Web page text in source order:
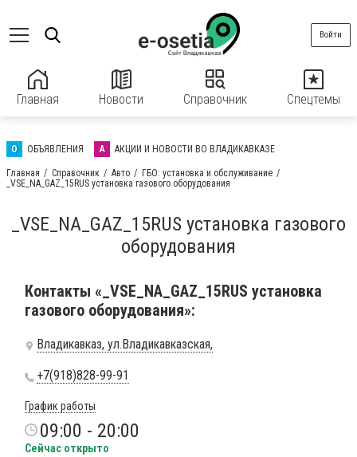
Главная Новости Справочник Спецтемы
Войти
О ОБЪЯВЛЕНИЯ А АКЦИИ И НОВОСТИ ВО ВЛАДИКАВКАЗЕ
Главная Справочник Авто
ГБО: установка и обслуживание
_VSE_NA_GAZ_15RUS установка газового оборудования
_VSE_NA_GAZ_15RUS установка газового
оборудования
Контакты «_VSE_NA_GAZ_15RUS установка
газового оборудования»:
Владикавказ, ул.Владикавказская,
+7(918)828-99-91
График работы
09:00 - 20:00
Сейчас открыто